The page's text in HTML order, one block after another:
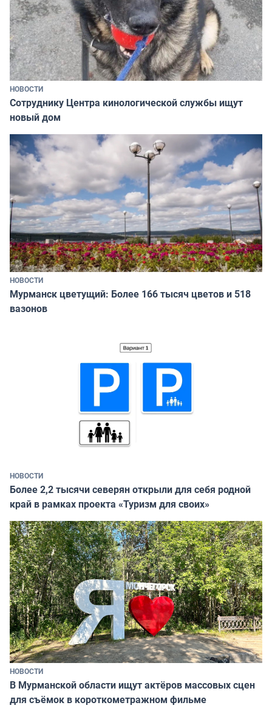
НОВОСТИ
Сотруднику Центра кинологической службы ищут
новый дом
НОВОСТИ
Мурманск цветущий: Более 166 тысяч цветов и 518
вазонов
НОВОСТИ
Более 2,2 тысячи северян открыли для себя родной
край в рамках проекта «Туризм для своих»
НОВОСТИ
В Мурманской области ищут актёров массовых сцен
для съёмок в короткометражном фильме